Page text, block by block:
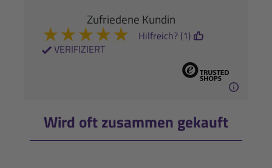
Zufriedene Kundin
★★★★★
VERIFIZIERT
Hilfreich? (1)
Wird oft zusammen gekauft